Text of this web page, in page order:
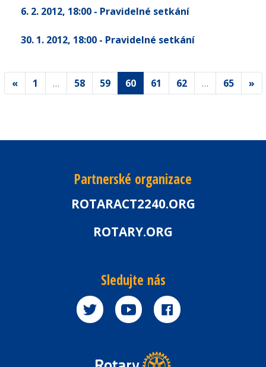
6. 2. 2012, 18:00 - Pravidelné setkání
30. 1. 2012, 18:00 - Pravidelné setkání
« 1 … 58 59 60 61 62 … 65 »
Partnerské organizace
ROTARACT2240.ORG
ROTARY.ORG
Sledujte nás